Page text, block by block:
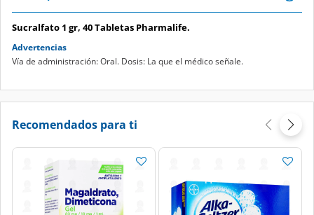
Sucralfato 1 gr, 40 Tabletas Pharmalife.
Advertencias
Vía de administración: Oral. Dosis: La que el médico señale.
Recomendados para ti